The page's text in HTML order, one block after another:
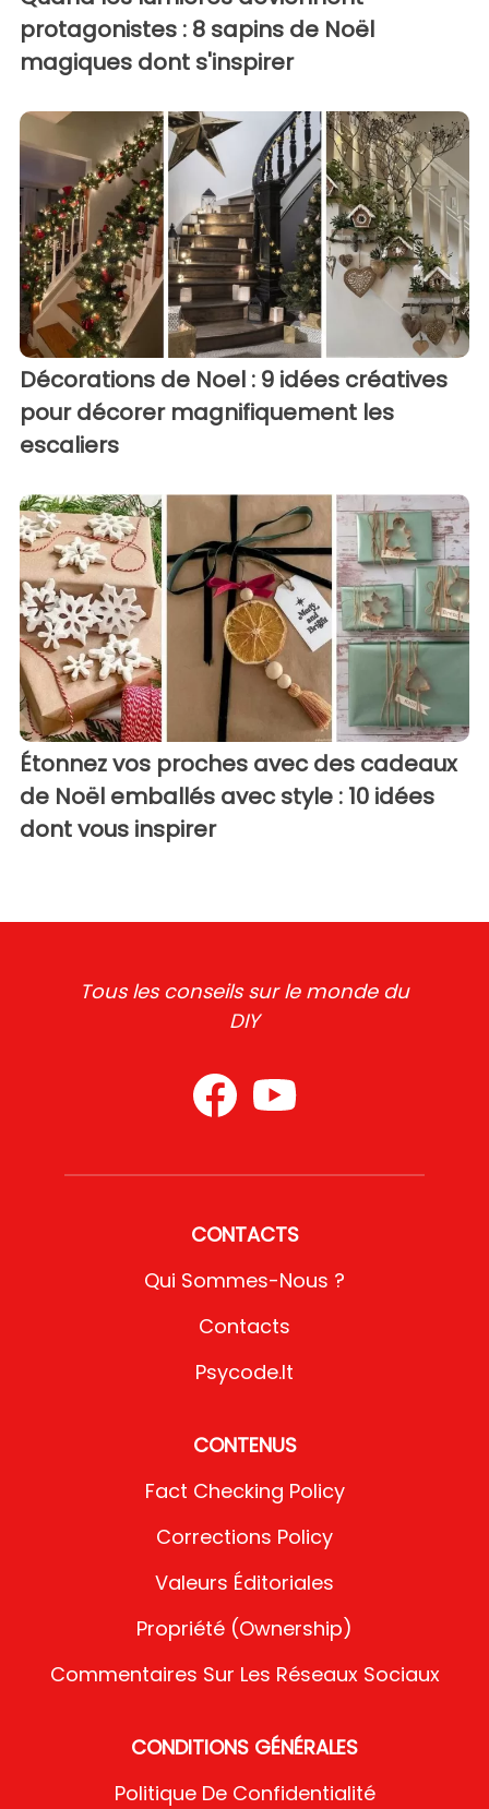
protagonistes : 8 sapins de Noël
magiques dont s'inspirer
Décorations de Noel : 9 idées créatives
pour décorer magnifiquement les
escaliers
Étonnez vos proches avec des cadeaux
de Noël emballés avec style : 10 idées
dont vous inspirer
Tous les conseils sur le monde du
DIY
CONTACTS
Qui Sommes-Nous ?
Contacts
Psycode.it
CONTENUS
Fact Checking Policy
Corrections Policy
Valeurs Éditoriales
Propriété (Ownership)
Commentaires Sur Les Réseaux Sociaux
CONDITIONS GÉNÉRALES
Politique De Confidentialité